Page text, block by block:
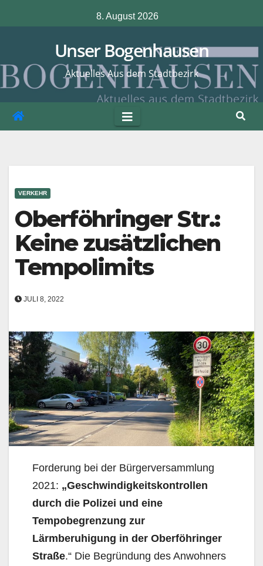
Inhalt
8. August 2026
Unser Bogenhausen
Aktuelles Aus dem Stadtbezirk
VERKEHR
Oberföhringer Str.:
Keine zusätzlichen
Tempolimits
JULI 8, 2022
Forderung bei der Bürgerversammlung
2021: „Geschwindigkeitskontrollen
durch die Polizei und eine
Tempobegrenzung zur
Lärmberuhigung in der Oberföhringer
Straße.“ Die Begrün­dung des Anwohners